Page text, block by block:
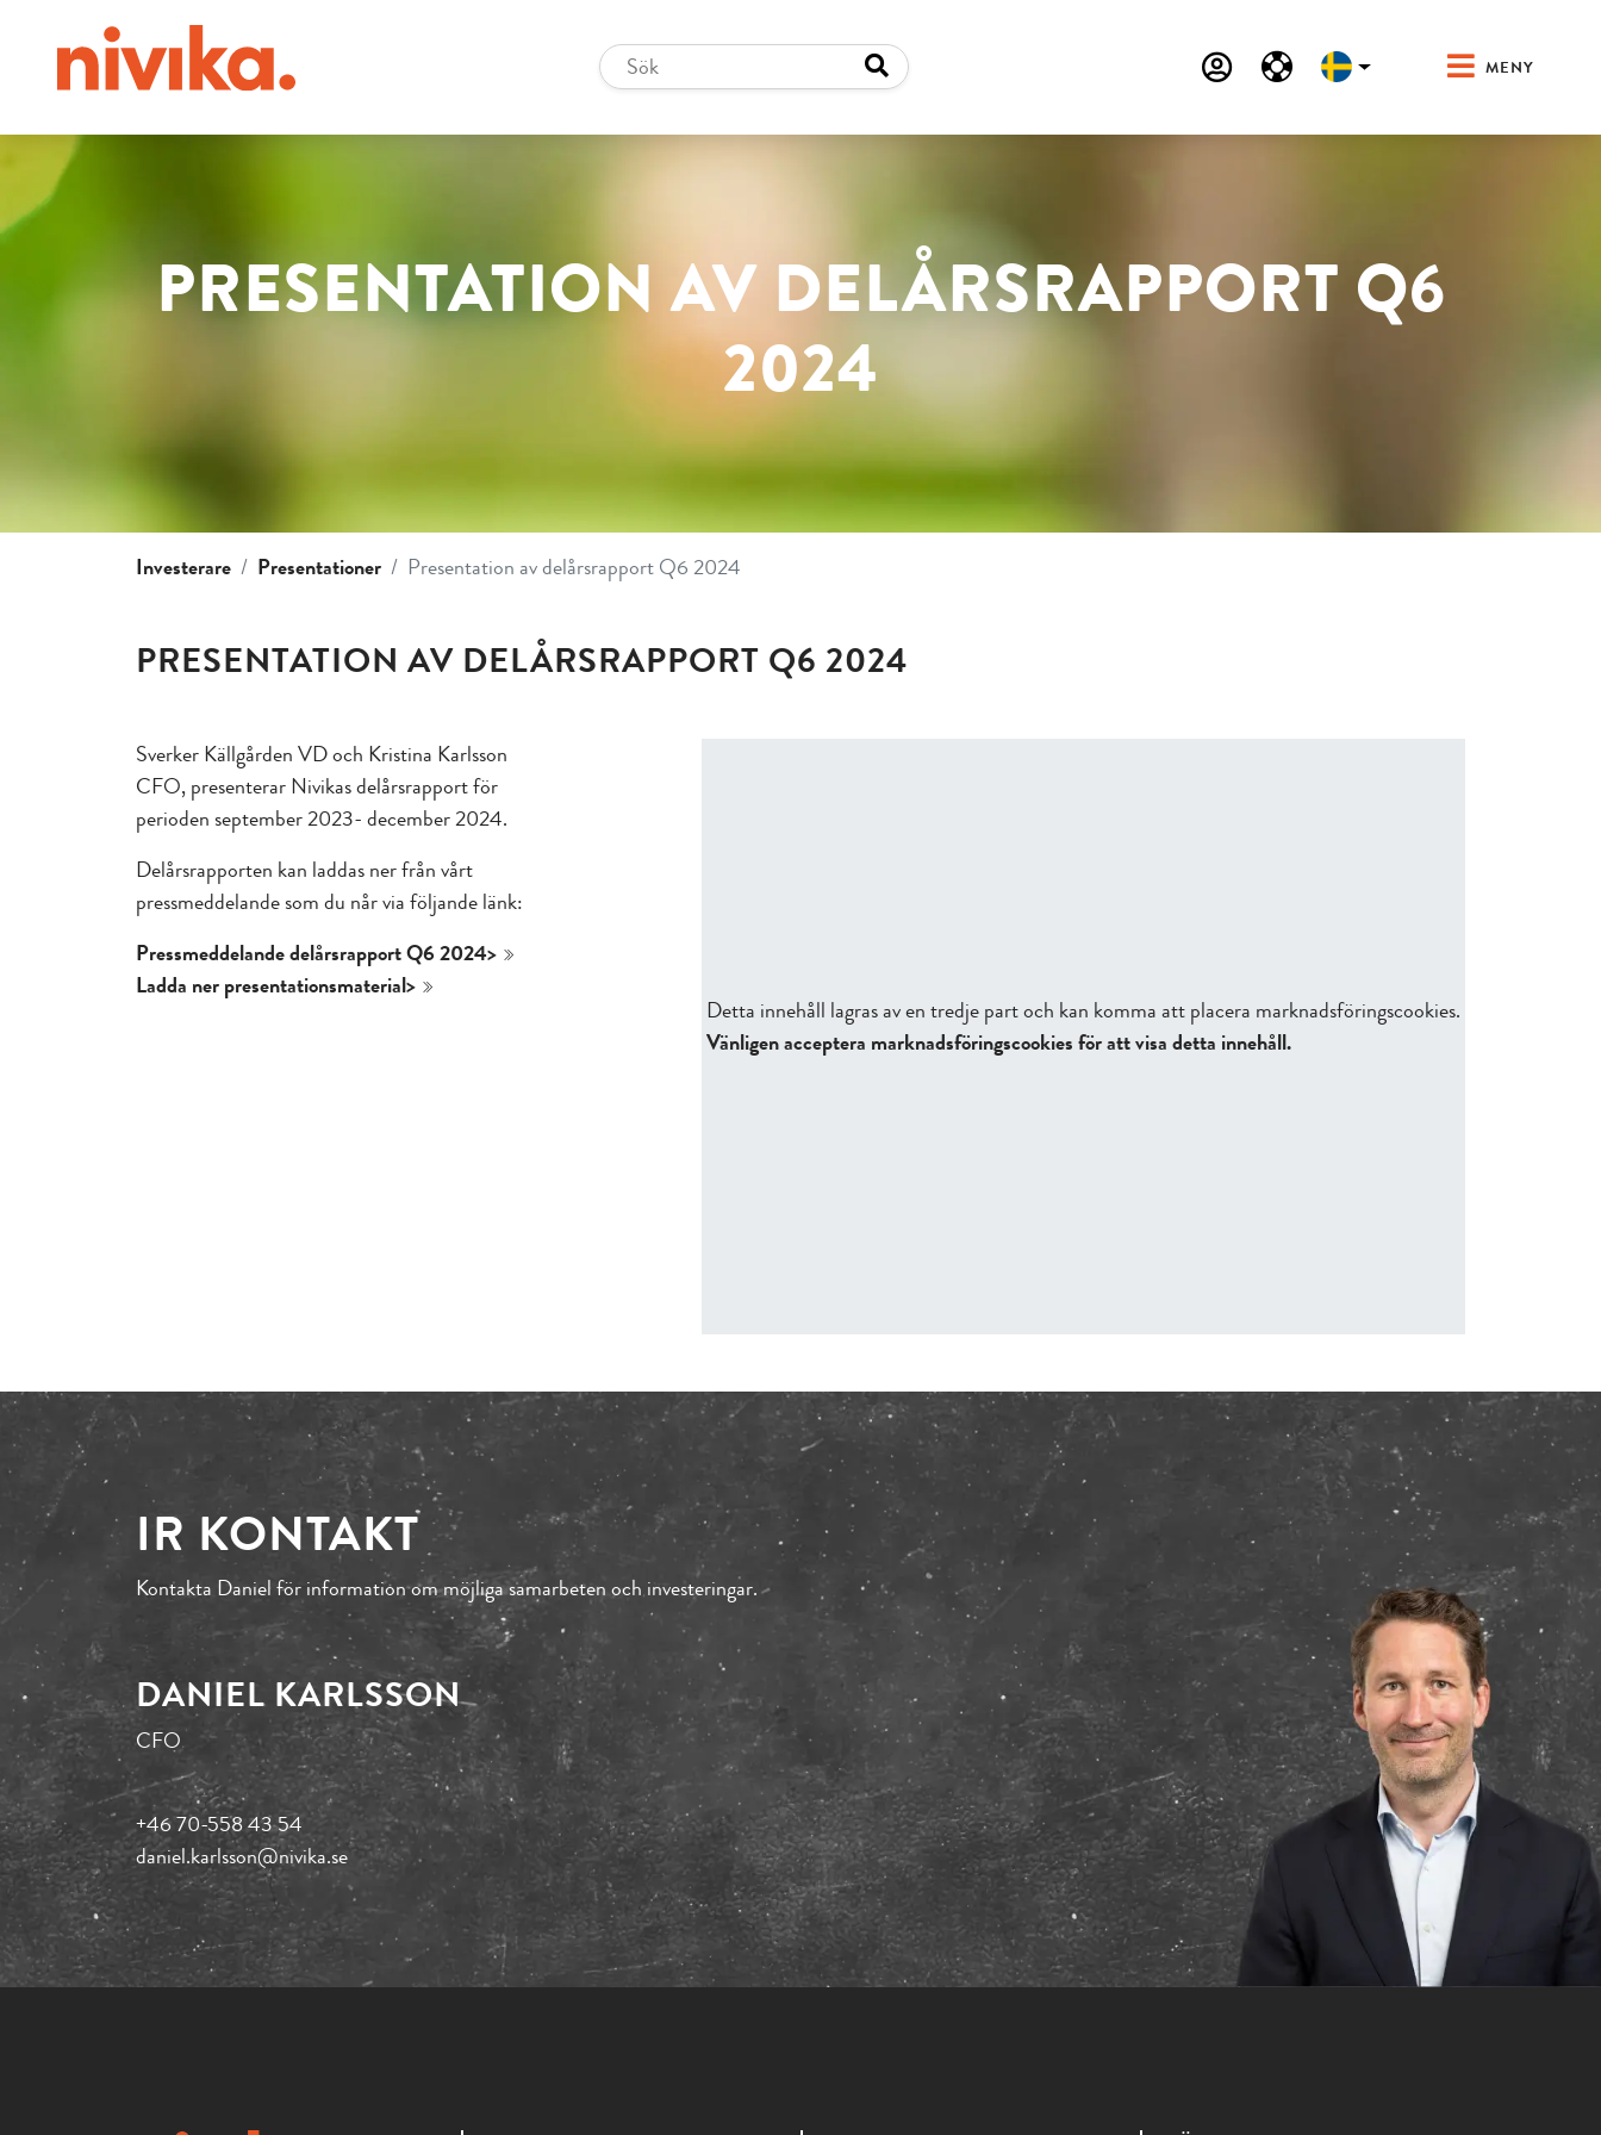
MENY
PRESENTATION AV DELÅRSRAPPORT Q6
2024
Investerare Presentationer Presentation av delårsrapport Q6 2024
PRESENTATION AV DELÅRSRAPPORT Q6 2024
Sverker Källgården VD och Kristina Karlsson
CFO, presenterar Nivikas delårsrapport för
perioden september 2023- december 2024.
Delårsrapporten kan laddas ner från vårt
pressmeddelande som du når via följande länk:
Pressmeddelande delårsrapport Q6 2024>
Ladda ner presentationsmaterial>
Detta innehåll lagras av en tredje part och kan komma att placera marknadsföringscookies.
Vänligen acceptera marknadsföringscookies för att visa detta innehåll.
IR KONTAKT
Kontakta Daniel för information om möjliga samarbeten och investeringar.
DANIEL KARLSSON
CFO
+46 70-558 43 54
daniel.karlsson@nivika.se